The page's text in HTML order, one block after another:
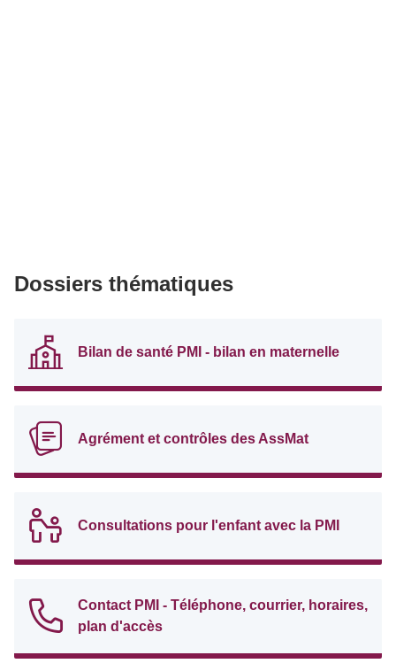
Dossiers thématiques
Bilan de santé PMI - bilan en maternelle
Agrément et contrôles des AssMat
Consultations pour l'enfant avec la PMI
Contact PMI - Téléphone, courrier, horaires,
plan d'accès